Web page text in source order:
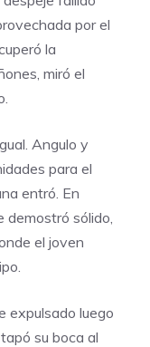
por el
la
miró el
Angulo y
para el
entró. En
demostró sólido,
el joven
expulsado luego
su boca al